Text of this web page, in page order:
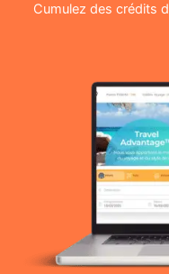
Cumulez des crédits